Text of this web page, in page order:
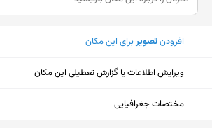
دوشنبه
سه‌شنبه
چهارشنبه
افزودنتصویربرای این مکان
ویرایش اطلاعات یا گزارش تعطیلی این مکان
مختصات جغرافیایی